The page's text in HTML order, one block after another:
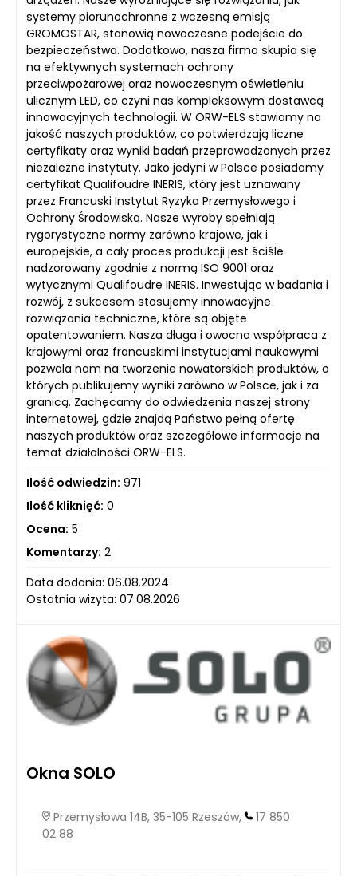
systemy piorunochronne z wczesną emisją
GROMOSTAR, stanowią nowoczesne podejście do
bezpieczeństwa. Dodatkowo, nasza firma skupia się
na efektywnych systemach ochrony
przeciwpożarowej oraz nowoczesnym oświetleniu
ulicznym LED, co czyni nas kompleksowym dostawcą
innowacyjnych technologii. W ORW-ELS stawiamy na
jakość naszych produktów, co potwierdzają liczne
certyfikaty oraz wyniki badań przeprowadzonych przez
niezależne instytuty. Jako jedyni w Polsce posiadamy
certyfikat Qualifoudre INERIS, który jest uznawany
przez Francuski Instytut Ryzyka Przemysłowego i
Ochrony Środowiska. Nasze wyroby spełniają
rygorystyczne normy zarówno krajowe, jak i
europejskie, a cały proces produkcji jest ściśle
nadzorowany zgodnie z normą ISO 9001 oraz
wytycznymi Qualifoudre INERIS. Inwestując w badania i
rozwój, z sukcesem stosujemy innowacyjne
rozwiązania techniczne, które są objęte
opatentowaniem. Nasza długa i owocna współpraca z
krajowymi oraz francuskimi instytucjami naukowymi
pozwala nam na tworzenie nowatorskich produktów, o
których publikujemy wyniki zarówno w Polsce, jak i za
granicą. Zachęcamy do odwiedzenia naszej strony
internetowej, gdzie znajdą Państwo pełną ofertę
naszych produktów oraz szczegółowe informacje na
temat działalności ORW-ELS.
Ilość odwiedzin: 971
Ilość kliknięć: 0
Ocena: 5
Komentarzy: 2
Data dodania: 06.08.2024
Ostatnia wizyta: 07.08.2026
Okna SOLO
Przemysłowa 14B, 35-105 Rzeszów,
17 850
02 88